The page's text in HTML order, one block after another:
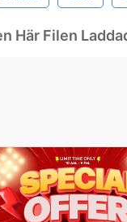
Här Filen